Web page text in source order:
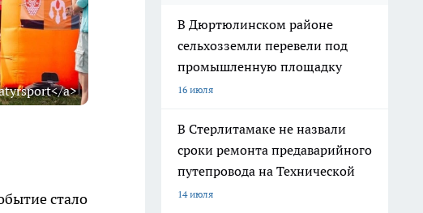
a>
стало
В Дюртюлинском районе
сельхозземли перевели под
промышленную площадку
16 июля
В Стерлитамаке не назвали
сроки ремонта предаварийного
путепровода на Технической
14 июля